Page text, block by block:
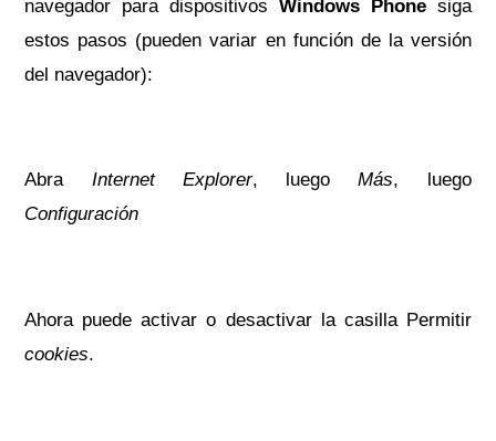
navegador para dispositivos Windows Phonesiga
estos pasos (pueden variar en función de la versión
del navegador):
AbraInternet Explorer, luegoMás, luego
Configuración
Ahora puede activar o desactivar la casilla Permitir
cookies.